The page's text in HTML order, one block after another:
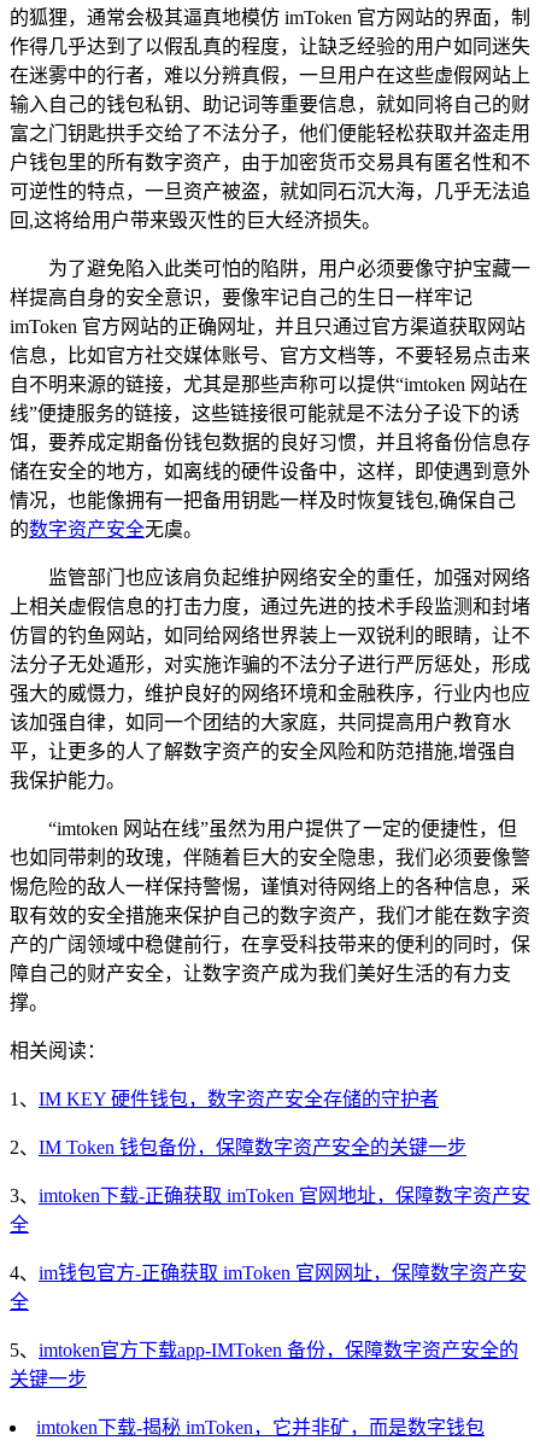
的狐狸，通常会极其逼真地模仿 imToken 官方网站的界面，制
作得几乎达到了以假乱真的程度，让缺乏经验的用户如同迷失
在迷雾中的行者，难以分辨真假，一旦用户在这些虚假网站上
输入自己的钱包私钥、助记词等重要信息，就如同将自己的财
富之门钥匙拱手交给了不法分子，他们便能轻松获取并盗走用
户钱包里的所有数字资产，由于加密货币交易具有匿名性和不
可逆性的特点，一旦资产被盗，就如同石沉大海，几乎无法追
回,这将给用户带来毁灭性的巨大经济损失。
为了避免陷入此类可怕的陷阱，用户必须要像守护宝藏一
样提高自身的安全意识，要像牢记自己的生日一样牢记
imToken 官方网站的正确网址，并且只通过官方渠道获取网站
信息，比如官方社交媒体账号、官方文档等，不要轻易点击来
自不明来源的链接，尤其是那些声称可以提供“imtoken 网站在
线”便捷服务的链接，这些链接很可能就是不法分子设下的诱
饵，要养成定期备份钱包数据的良好习惯，并且将备份信息存
储在安全的地方，如离线的硬件设备中，这样，即使遇到意外
情况，也能像拥有一把备用钥匙一样及时恢复钱包,确保自己
的数字资产安全无虞。
监管部门也应该肩负起维护网络安全的重任，加强对网络
上相关虚假信息的打击力度，通过先进的技术手段监测和封堵
仿冒的钓鱼网站，如同给网络世界装上一双锐利的眼睛，让不
法分子无处遁形，对实施诈骗的不法分子进行严厉惩处，形成
强大的威慑力，维护良好的网络环境和金融秩序，行业内也应
该加强自律，如同一个团结的大家庭，共同提高用户教育水
平，让更多的人了解数字资产的安全风险和防范措施,增强自
我保护能力。
“imtoken 网站在线”虽然为用户提供了一定的便捷性，但
也如同带刺的玫瑰，伴随着巨大的安全隐患，我们必须要像警
惕危险的敌人一样保持警惕，谨慎对待网络上的各种信息，采
取有效的安全措施来保护自己的数字资产，我们才能在数字资
产的广阔领域中稳健前行，在享受科技带来的便利的同时，保
障自己的财产安全，让数字资产成为我们美好生活的有力支
撑。
相关阅读：
1、 IM KEY 硬件钱包，数字资产安全存储的守护者
2、 IM Token 钱包备份，保障数字资产安全的关键一步
3、 imtoken下载-正确获取 imToken 官网地址，保障数字资产安
全
4、 im钱包官方-正确获取 imToken 官网网址，保障数字资产安
全
5、 imtoken官方下载app-IMToken 备份，保障数字资产安全的
关键一步
imtoken下载-揭秘 imToken，它并非矿，而是数字钱包